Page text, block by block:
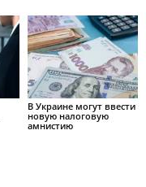
В Украине могут ввести
новую налоговую
амнистию